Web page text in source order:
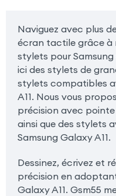
Naviguez avec plus
écran tactile grâce à
stylets pour Samsung
ici des stylets de
stylets compatibles
A11. Nous vous
précision avec
ainsi que des stylets
Samsung Galaxy A11.
Dessinez, écrivez et
précision en
Galaxy A11. Gsm55